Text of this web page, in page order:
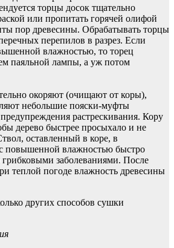
торцы досок тщательно
или пропитать горячей олифой
пор древесины. Обрабатывать торцы
перепилов в разрез. Если
влажностью, то торец
паяльной лампы, а уж потом
окоряют (очищают от коры),
небольшие пояски-муфты
растрескивания. Кору
дерево быстрее просыхало и не
оставленный в коре, в
повышенной влажностью быстро
грибковыми заболеваниями. После
теплой погоде влажность древесины
других способов сушки